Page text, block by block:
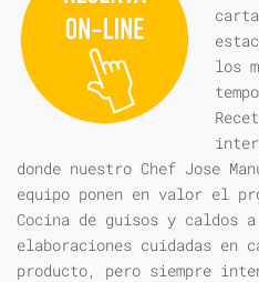
los
donde nuestro Chef Jose
equipo ponen en valor el
Cocina de guisos y caldos
elaboraciones cuidadas en
producto, pero siempre